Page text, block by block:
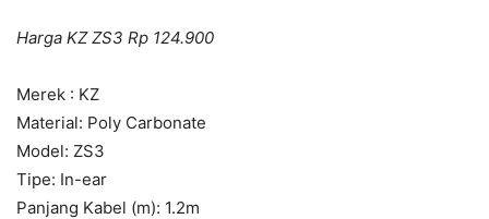
Harga KZ ZS3 Rp 124.900
Merek : KZ
Material: Poly Carbonate
Model: ZS3
Tipe: In-ear
Panjang Kabel (m): 1.2m